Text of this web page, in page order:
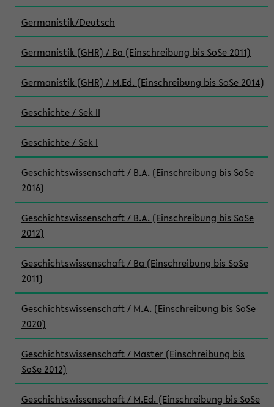
Germanistik/Deutsch
Germanistik (GHR) / Ba (Einschreibung bis SoSe 2011)
Germanistik (GHR) / M.Ed. (Einschreibung bis SoSe 2014)
Geschichte / Sek II
Geschichte / Sek I
Geschichtswissenschaft / B.A. (Einschreibung bis SoSe
2016)
Geschichtswissenschaft / B.A. (Einschreibung bis SoSe
2012)
Geschichtswissenschaft / Ba (Einschreibung bis SoSe
2011)
Geschichtswissenschaft / M.A. (Einschreibung bis SoSe
2020)
Geschichtswissenschaft / Master (Einschreibung bis
SoSe 2012)
Geschichtswissenschaft / M.Ed. (Einschreibung bis SoSe